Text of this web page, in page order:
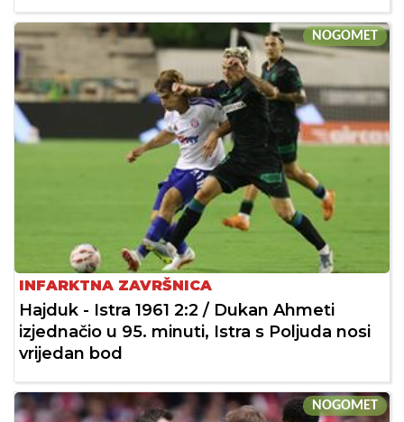
NOGOMET
INFARKTNA ZAVRŠNICA
Hajduk - Istra 1961 2:2 / Dukan Ahmeti
izjednačio u 95. minuti, Istra s Poljuda nosi
vrijedan bod
NOGOMET